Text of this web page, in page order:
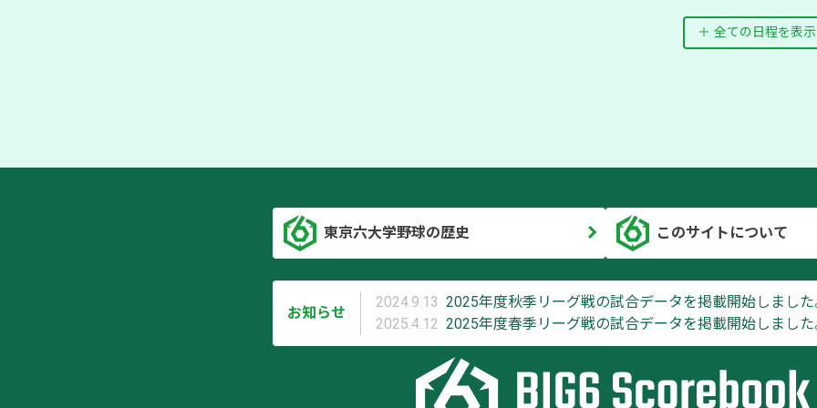
全ての日程を表
東京六大学野球の歴史 このサイトについて
お知らせ
2024.9.13 2025年度秋季リーグ戦の試合データを掲載開始しました
2025.4.12 2025年度春季リーグ戦の試合データを掲載開始しました